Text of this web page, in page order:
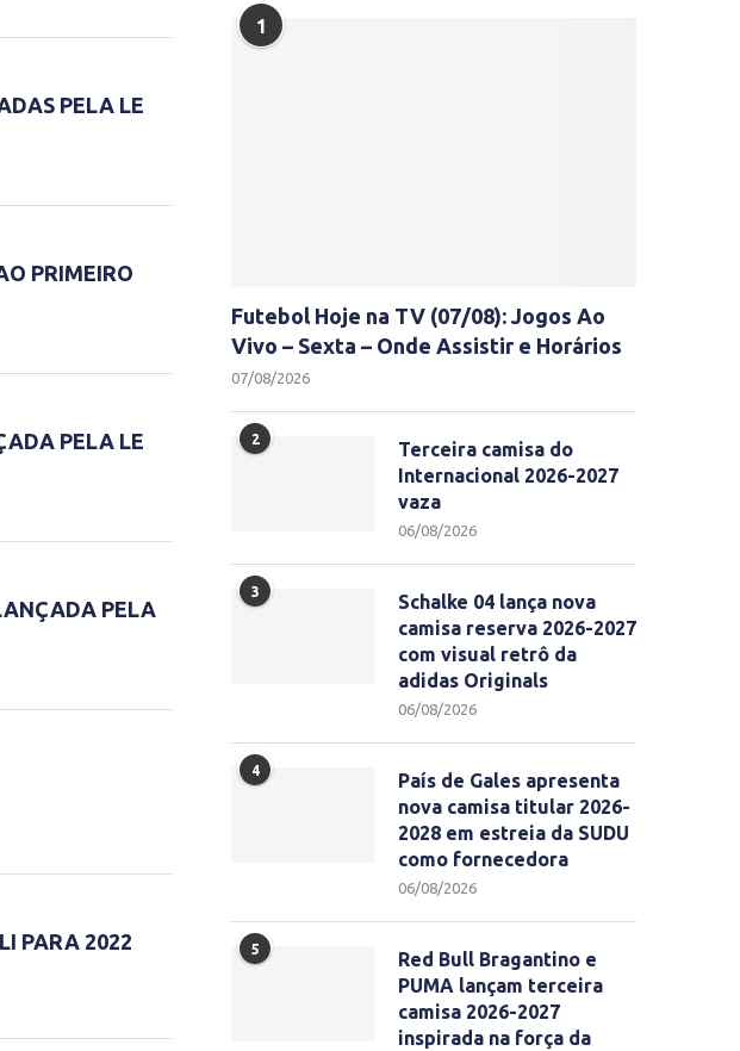
PELA LE
PRIMEIRO
PELA LE
PELA
PARA 2022
1
Futebol Hoje na TV (07/08): Jogos Ao
Vivo – Sexta – Onde Assistir e Horários
07/08/2026
2
Terceira camisa do
Internacional 2026-2027
vaza
06/08/2026
3
Schalke 04 lança nova
camisa reserva 2026-2027
com visual retrô da
adidas Originals
06/08/2026
4
País de Gales apresenta
nova camisa titular 2026-
2028 em estreia da SUDU
como fornecedora
06/08/2026
5
Red Bull Bragantino e
PUMA lançam terceira
camisa 2026-2027
inspirada na força da